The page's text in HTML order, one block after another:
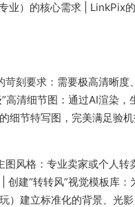
业）的核心需求 | LinkPix
苛刻要求：需要极高清晰度
高清细节图：通过AI渲染，
细节特写图，完美满足验
图风格：专业卖家或个人转
创建“转转风”视觉模板库：
）建立标准化的背景、光